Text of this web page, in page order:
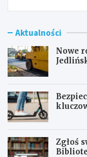
Aktualności
Nowe
Zgłoś